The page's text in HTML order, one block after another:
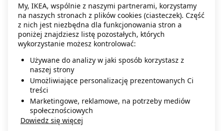
information).
My, IKEA, wspólnie z naszymi partnerami, korzystamy
na naszych stronach z plików cookies (ciasteczek). Część
z nich jest niezbędna dla funkcjonowania stron a
poniżej znajdziesz listę pozostałych, których
wykorzystanie możesz kontrolować:
Używane do analizy w jaki sposób korzystasz z
naszej strony
Umożliwiające personalizację prezentowanych Ci
treści
Marketingowe, reklamowe, na potrzeby mediów
społecznościowych
Dowiedz się więcej